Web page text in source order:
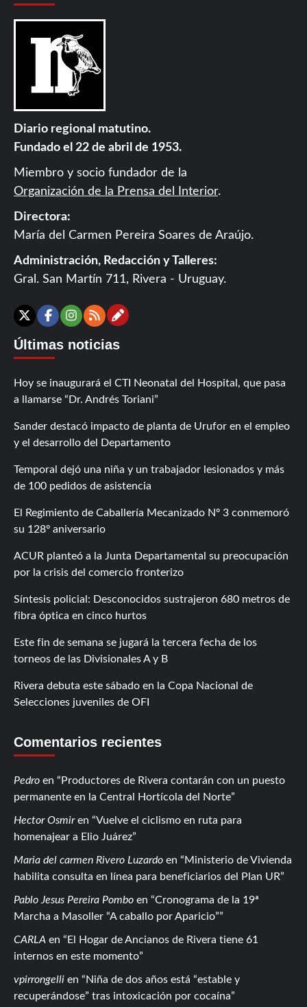
Diario regional matutino.
Fundado el 22 de abril de 1953.
Miembro y socio fundador de la
Organización de la Prensa del Interior.
Directora:
María del Carmen Pereira Soares de Araújo.
Administración, Redacción y Talleres:
Gral. San Martín 711, Rivera - Uruguay.
X Facebook
Instagram
RSSContáctanos
Últimas noticias
Hoy se inaugurará el CTI Neonatal del Hospital, que pasa
a llamarse “Dr. Andrés Toriani”
Sander destacó impacto de planta de Urufor en el empleo
y el desarrollo del Departamento
Temporal dejó una niña y un trabajador lesionados y más
de 100 pedidos de asistencia
El Regimiento de Caballería Mecanizado Nº 3 conmemoró
su 128º aniversario
ACUR planteó a la Junta Departamental su preocupación
por la crisis del comercio fronterizo
Síntesis policial: Desconocidos sustrajeron 680 metros de
fibra óptica en cinco hurtos
Este fin de semana se jugará la tercera fecha de los
torneos de las Divisionales A y B
Rivera debuta este sábado en la Copa Nacional de
Selecciones juveniles de OFI
Comentarios recientes
Pedro en
Productores de Rivera contarán con un puesto
permanente en la Central Hortícola del Norte
Hector Osmiren
Vuelve el ciclismo en ruta para
homenajear a Elio Juárez
Maria del carmen Rivero Luzardo en
Ministerio de Vivienda
habilita consulta en línea para beneficiarios del Plan UR
Pablo Jesus Pereira Pombo en
Cronograma de la 19ª
Marcha a Masoller “A caballo por Aparicio”
CARLA en
El Hogar de Ancianos de Rivera tiene 61
internos en este momento
vpirrongelli en
Niña de dos años está “estable y
recuperándose” tras intoxicación por cocaína